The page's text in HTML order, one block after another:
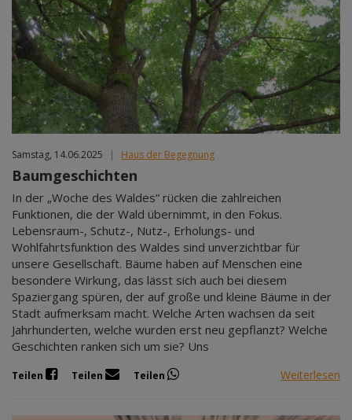
Samstag, 14.06.2025 | Haus der Begegnung
Baumgeschichten
In der „Woche des Waldes“ rücken die zahlreichen
Funktionen, die der Wald übernimmt, in den Fokus.
Lebensraum-, Schutz-, Nutz-, Erholungs- und
Wohlfahrtsfunktion des Waldes sind unverzichtbar für
unsere Gesellschaft. Bäume haben auf Menschen eine
besondere Wirkung, das lässt sich auch bei diesem
Spaziergang spüren, der auf große und kleine Bäume in der
Stadt aufmerksam macht. Welche Arten wachsen da seit
Jahrhunderten, welche wurden erst neu gepflanzt? Welche
Geschichten ranken sich um sie? Uns
Teilen Teilen Teilen Weiterlesen